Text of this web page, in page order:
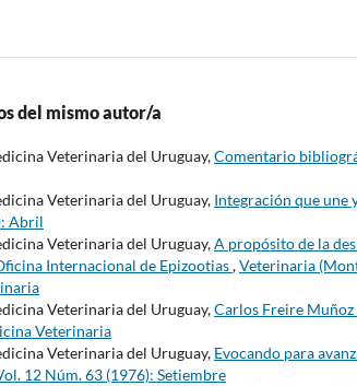
del mismo autor/a
Veterinaria del Uruguay,Comentario
Veterinaria del Uruguay, Integración que une
Abril
Veterinaria del Uruguay,A propósito de la
Internacional de Epizootias,Veterinaria
Veterinaria del Uruguay,Carlos Freire Muñoz
Veterinaria
Veterinaria del Uruguay, Evocando para
12 Núm. 63 (1976): Setiembre